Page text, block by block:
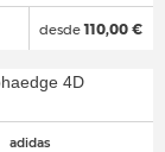
desde110,00 €
adidas